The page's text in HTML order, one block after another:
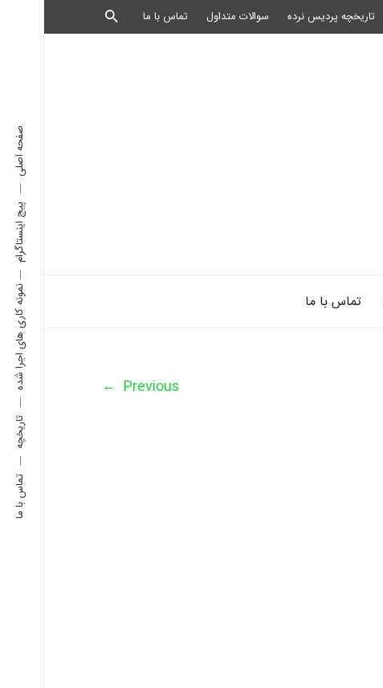
تاریخچه پردیس نرده سوالات متداول تماس با ما
تماس با ما
← Previous
صفحه اصلی
پیج اینستاگرام
نمونه کاری های اجرا شده
تاریخچه
تماس با ما